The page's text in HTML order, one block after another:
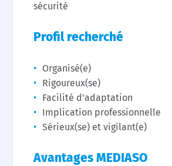
sécurité
Profil recherché
Organisé(e)
Rigoureux(se)
Facilité d'adaptation
Implication professionnelle
Sérieux(se) et vigilant(e)
Avantages MEDIASO